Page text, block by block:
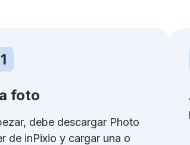
foto
debe descargar Photo
de inPixio y cargar una o